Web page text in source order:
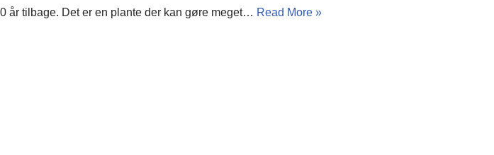
år tilbage. Det er en plante der kan gøre meget… Read More »